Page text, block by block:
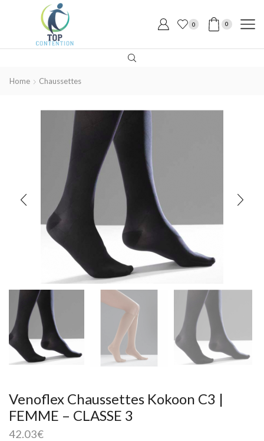
0 0
Home Chaussettes
Venoflex Chaussettes Kokoon C3 |
FEMME – CLASSE 3
42.03€